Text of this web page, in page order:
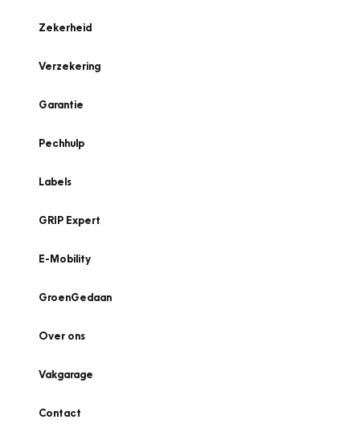
Zekerheid
Verzekering
Garantie
Pechhulp
Labels
GRIP Expert
E-Mobility
GroenGedaan
Over ons
Vakgarage
Contact